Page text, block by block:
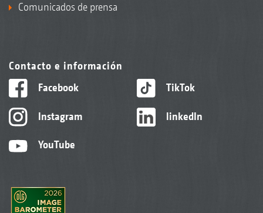
Comunicados de prensa
Contacto e información
Facebook
Instagram
YouTube
TikTok
linkedIn